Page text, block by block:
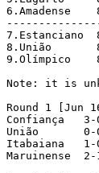
6.Amadense
8.União
9.Olímpico
Note: it is
Round 1 [Jun
Confiança   3-
União       0-
Itabaiana   1-
Maruinense  2-